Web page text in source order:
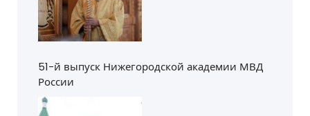
51-й выпуск Нижегородской академии МВД
России